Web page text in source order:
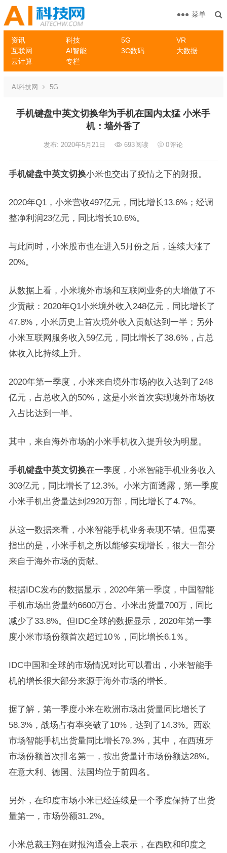
资讯 科技 5G
VR
互联网
AI智能 3C数码
大数据
云计算
专栏
菜单
AI科技网 5G
手机键盘中英文切换华为手机在国内太猛 小米手
机：墙外香了
发布: 2020年5月21日 693阅读 0评论
手机键盘中英文切换小米也交出了疫情之下的财报。
2020年Q1，小米营收497亿元，同比增长13.6%；经调
整净利润23亿元，同比增长10.6%。
与此同时，小米股市也在进入5月份之后，连续大涨了
20%。
从数据上看，小米境外市场和互联网业务的大增做了不
少贡献：2020年Q1小米境外收入248亿元，同比增长了
47.8%，小米历史上首次境外收入贡献达到一半；另外
小米互联网服务收入59亿元，同比增长了38.6%，占总
体收入比持续上升。
2020年第一季度，小米来自境外市场的收入达到了248
亿元，占总收入的50%，这是小米首次实现境外市场收
入占比达到一半。
其中，来自海外市场的小米手机收入提升较为明显。
手机键盘中英文切换在一季度，小米智能手机业务收入
303亿元，同比增长了12.3%。小米方面透露，第一季度
小米手机出货量达到2920万部，同比增长了4.7%。
从这一数据来看，小米智能手机业务表现不错。但需要
指出的是，小米手机之所以能够实现增长，很大一部分
来自于海外市场的贡献。
根据IDC发布的数据显示，2020年第一季度，中国智能
手机市场出货量约6600万台。小米出货量700万，同比
减少了33.8%。但IDC全球的数据显示，2020年第一季
度小米市场份额首次超过10％，同比增长6.1％。
IDC中国和全球的市场情况对比可以看出，小米智能手
机的增长很大部分来源于海外市场的增长。
据了解，第一季度小米在欧洲市场出货量同比增长了
58.3%，战场占有率突破了10%，达到了14.3%。西欧
市场智能手机出货量同比增长79.3%，其中，在西班牙
市场份额首次排名第一，按出货量计市场份额达28%。
在意大利、德国、法国均位于前四名。
另外，在印度市场小米已经连续是一个季度保持了出货
量第一，市场份额31.2%。
小米总裁王翔在财报沟通会上表示，在西欧和印度之